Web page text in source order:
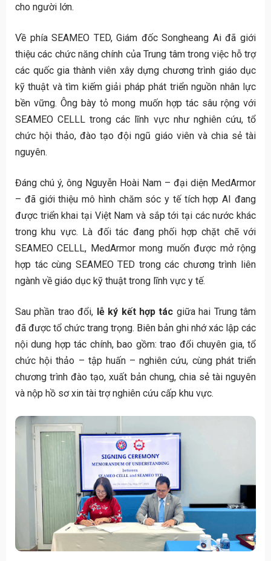
cho người lớn.
Về phía SEAMEO TED, Giám đốc Songheang Ai đã giới
thiệu các chức năng chính của Trung tâm trong việc hỗ trợ
các quốc gia thành viên xây dựng chương trình giáo dục
kỹ thuật và tìm kiếm giải pháp phát triển nguồn nhân lực
bền vững. Ông bày tỏ mong muốn hợp tác sâu rộng với
SEAMEO CELLL trong các lĩnh vực như nghiên cứu, tổ
chức hội thảo, đào tạo đội ngũ giáo viên và chia sẻ tài
nguyên.
Đáng chú ý, ông Nguyễn Hoài Nam – đại diện MedArmor
– đã giới thiệu mô hình chăm sóc y tế tích hợp AI đang
được triển khai tại Việt Nam và sắp tới tại các nước khác
trong khu vực. Là đối tác đang phối hợp chặt chẽ với
SEAMEO CELLL, MedArmor mong muốn được mở rộng
hợp tác cùng SEAMEO TED trong các chương trình liên
ngành về giáo dục kỹ thuật trong lĩnh vực y tế.
Sau phần trao đổi, lễ ký kết hợp tác giữa hai Trung tâm
đã được tổ chức trang trọng. Biên bản ghi nhớ xác lập các
nội dung hợp tác chính, bao gồm: trao đổi chuyên gia, tổ
chức hội thảo – tập huấn – nghiên cứu, cùng phát triển
chương trình đào tạo, xuất bản chung, chia sẻ tài nguyên
và nộp hồ sơ xin tài trợ nghiên cứu cấp khu vực.